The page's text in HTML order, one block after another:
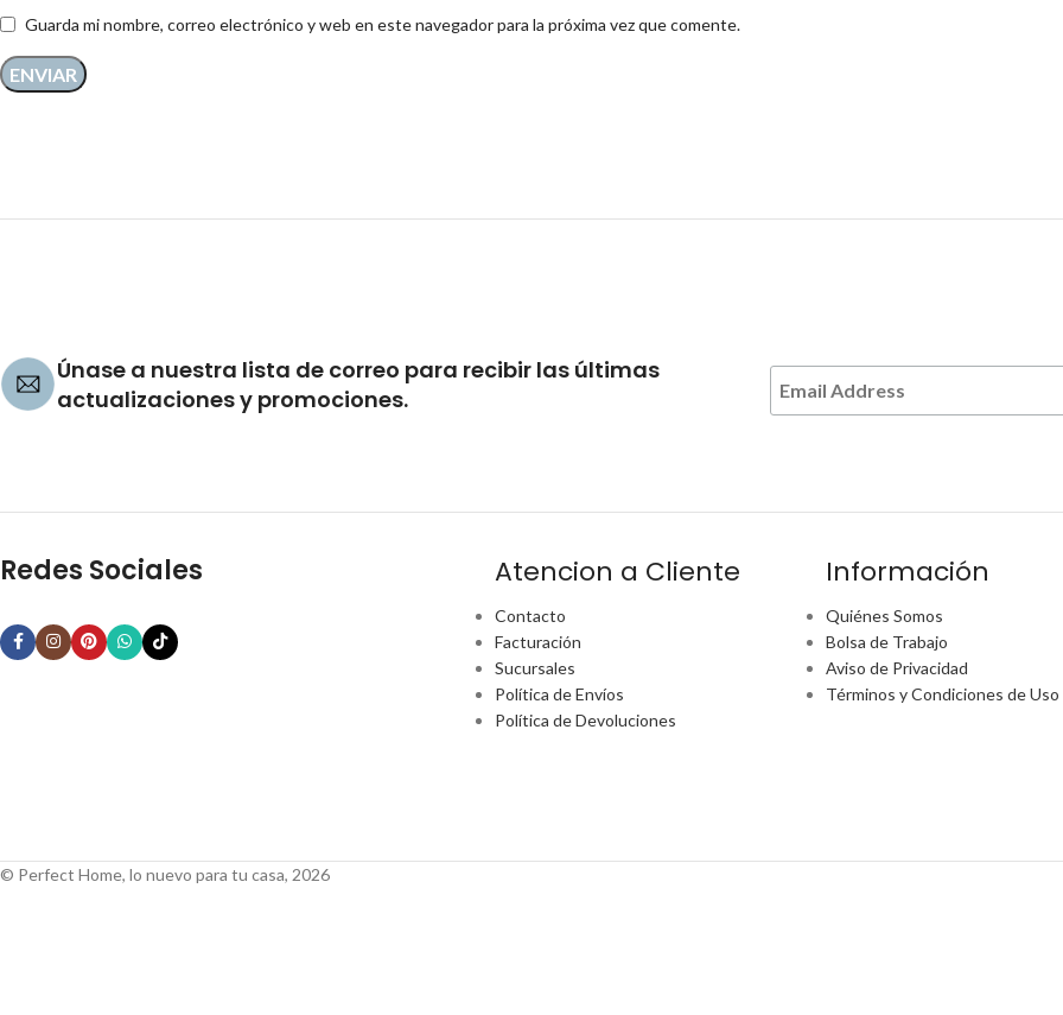
Guarda mi nombre, correo electrónico y web en este navegador para la próxima vez que comente.
Únase a nuestra lista de correo para recibir las últimas
actualizaciones y promociones.
Redes Sociales Atencion a Cliente
Contacto
Facturación
Sucursales
Política de Envíos
Política de Devoluciones
Información
Quiénes Somos
Bolsa de Trabajo
Aviso de Privacidad
Términos y Condiciones de Uso
© Perfect Home, lo nuevo para tu casa, 2026